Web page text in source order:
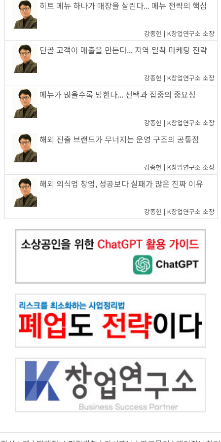
히트 메뉴 하나가 매장을 살린다... 메뉴 전략의 핵심
강종헌 | K창업연구소 소장
단골 고객이 매출을 만든다... 지역 밀착 마케팅 전략
강종헌 | K창업연구소 소장
메뉴가 많을수록 망한다... 선택과 집중의 중요성
강종헌 | K창업연구소 소장
해외 진출 브랜드가 무너지는 운영 구조의 공통점
강종헌 | K창업연구소 소장
해외 외식업 창업, 성공보다 실패가 많은 진짜 이유
강종헌 | K창업연구소 소장